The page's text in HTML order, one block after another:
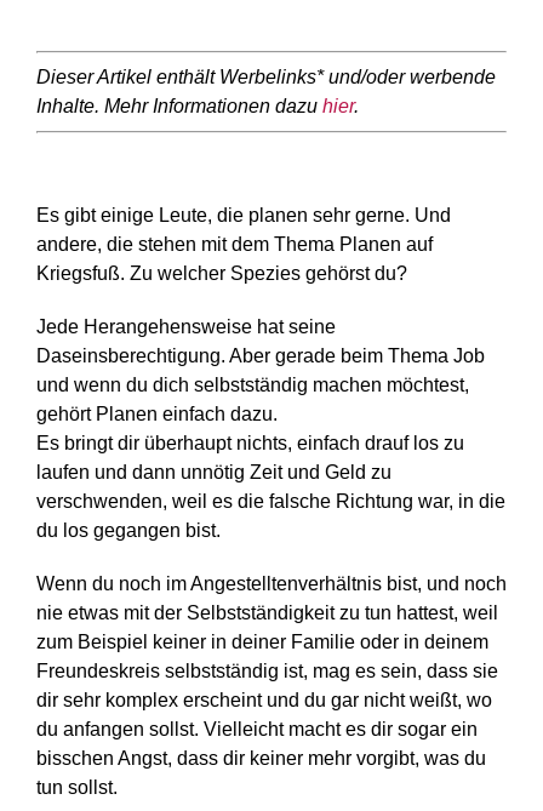
Dieser Artikel enthält Werbelinks* und/oder werbende
Inhalte. Mehr Informationen dazu hier.
Es gibt einige Leute, die planen sehr gerne. Und
andere, die stehen mit dem Thema Planen auf
Kriegsfuß. Zu welcher Spezies gehörst du?
Jede Herangehensweise hat seine
Daseinsberechtigung. Aber gerade beim Thema Job
und wenn du dich selbstständig machen möchtest,
gehört Planen einfach dazu.
Es bringt dir überhaupt nichts, einfach drauf los zu
laufen und dann unnötig Zeit und Geld zu
verschwenden, weil es die falsche Richtung war, in die
du los gegangen bist.
Wenn du noch im Angestelltenverhältnis bist, und noch
nie etwas mit der Selbstständigkeit zu tun hattest, weil
zum Beispiel keiner in deiner Familie oder in deinem
Freundeskreis selbstständig ist, mag es sein, dass sie
dir sehr komplex erscheint und du gar nicht weißt, wo
du anfangen sollst. Vielleicht macht es dir sogar ein
bisschen Angst, dass dir keiner mehr vorgibt, was du
tun sollst.